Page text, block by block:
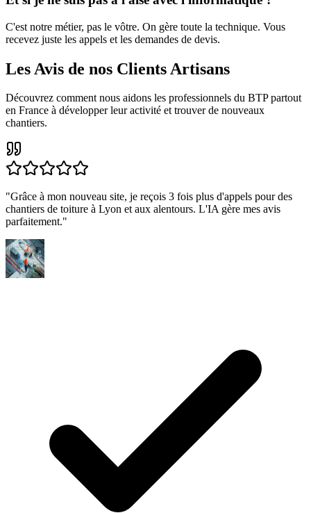
C'est notre métier, pas le vôtre. On gère toute la technique. Vous
recevez juste les appels et les demandes de devis.
Les Avis de nos Clients Artisans
Découvrez comment nous aidons les professionnels du BTP partout
en France à développer leur activité et trouver de nouveaux
chantiers.
"Grâce à mon nouveau site, je reçois 3 fois plus d'appels pour des
chantiers de toiture à Lyon et aux alentours. L'IA gère mes avis
parfaitement."